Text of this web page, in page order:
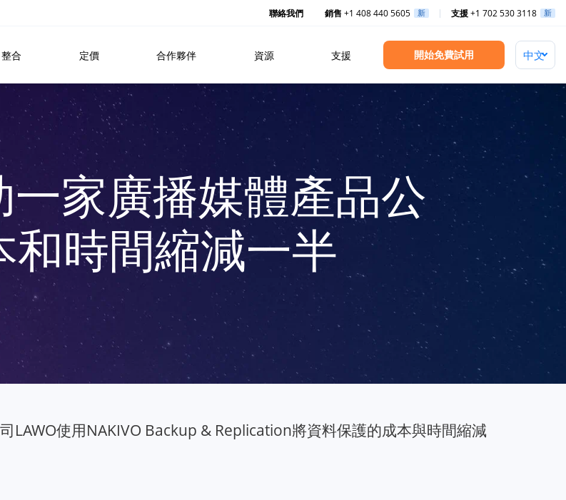
聯絡我們 銷售 +1 408 440 5605 新 支援+1 702 530 3118 新
整合 定價 合作夥伴 資源 支援 開始免費試用
一家廣播媒體產品公
和時間縮減一半
LAWO使用NAKIVO Backup & Replication將資料保護的成本與時間縮減